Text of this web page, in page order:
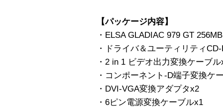
【パッケージ内容】
・ELSA GLADIAC 979 GT
・ドライバ＆ユーティリティ
・2 in 1 ビデオ出力変換ケーブル
・コンポーネント-D端子変換ケ
・DVI-VGA変換アダプタx2
・6ピン電源変換ケーブルx1